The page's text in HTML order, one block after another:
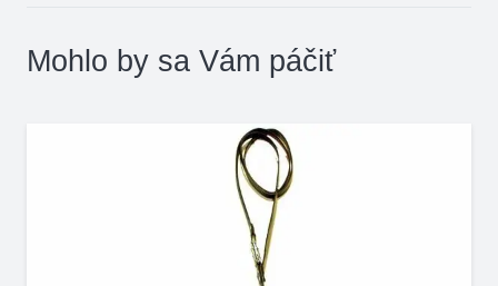
Mohlo by sa Vám páčiť